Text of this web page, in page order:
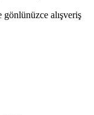
alışveriş